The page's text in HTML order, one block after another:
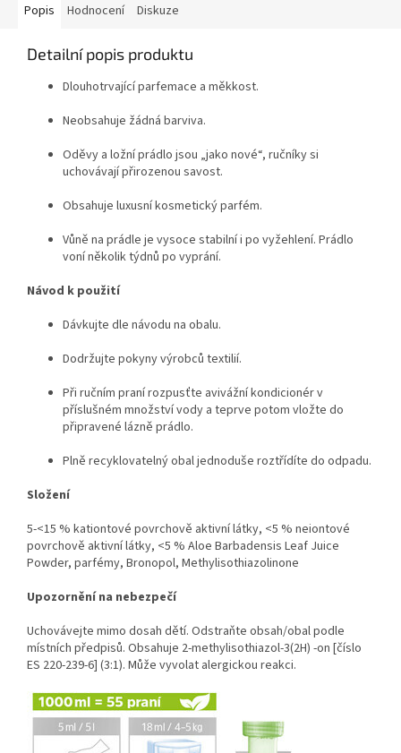
Popis Hodnocení Diskuze
Detailní popis produktu
Dlouhotrvající parfemace a měkkost.
Neobsahuje žádná barviva.
Oděvy a ložní prádlo jsou „jako nové“, ručníky si
uchovávají přirozenou savost.
Obsahuje luxusní kosmetický parfém.
Vůně na prádle je vysoce stabilní i po vyžehlení. Prádlo
voní několik týdnů po vyprání.
Návod k použití
Dávkujte dle návodu na obalu.
Dodržujte pokyny výrobců textilií.
Při ručním praní rozpusťte avivážní kondicionér v
příslušném množství vody a teprve potom vložte do
připravené lázně prádlo.
Plně recyklovatelný obal jednoduše roztřídíte do odpadu.
Složení
5-<15 % kationtové povrchově aktivní látky, <5 % neiontové
povrchově aktivní látky, <5 % Aloe Barbadensis Leaf Juice
Powder, parfémy, Bronopol, Methylisothiazolinone
Upozornění na nebezpečí
Uchovávejte mimo dosah dětí. Odstraňte obsah/obal podle
místních předpisů. Obsahuje 2-methylisothiazol-3(2H) -on [číslo
ES 220-239-6] (3:1). Může vyvolat alergickou reakci.